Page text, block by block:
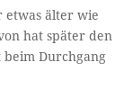
etwas älter wie
hat später den
beim Durchgang